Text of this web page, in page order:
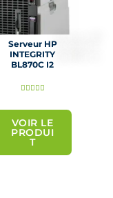
Serveur HP
INTEGRITY
BL870C I2
    N
é
VOIR LE
PRODUI
T